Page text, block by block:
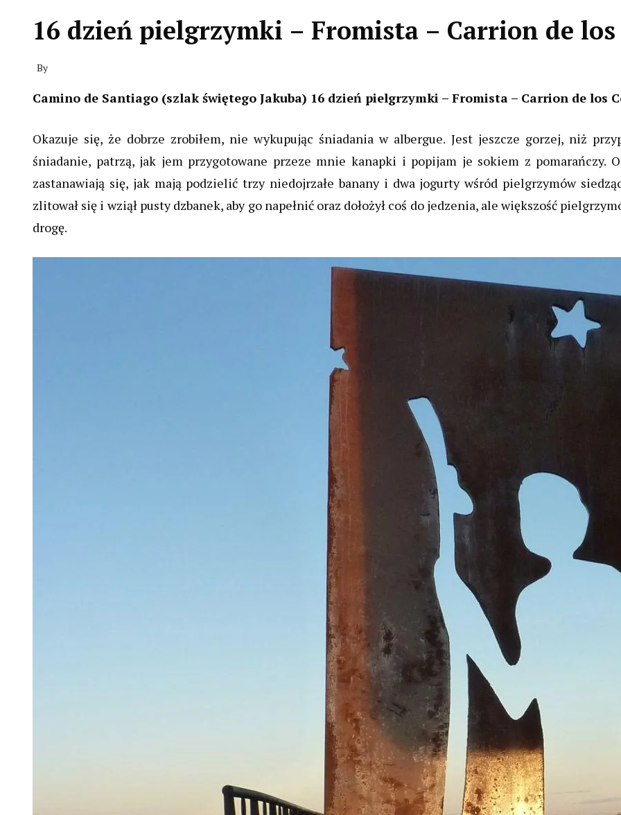
16 dzień pielgrzymki – Fromista – Carrion de los
By
Camino de Santiago (szlak świętego Jakuba) 16 dzień pielgrzymki – Fromista – Carrion de los
Okazuje się, że dobrze zrobiłem, nie wykupując śniadania w albergue. Jest jeszcze gorzej, niż
śniadanie, patrzą, jak jem przygotowane przeze mnie kanapki i popijam je sokiem z pomarańczy.
zastanawiają się, jak mają podzielić trzy niedojrzałe banany i dwa jogurty wśród pielgrzymów
zlitował się i wziął pusty dzbanek, aby go napełnić oraz dołożył coś do jedzenia, ale większość
drogę.